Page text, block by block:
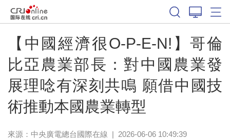
【中國經濟很O-P-E-N!】哥倫
比亞農業部長：對中國農業發
展理唸有深刻共鳴 願借中國技
術推動本國農業轉型
來源：中央廣電總台國際在線 | 2026-06-06 10:49:39